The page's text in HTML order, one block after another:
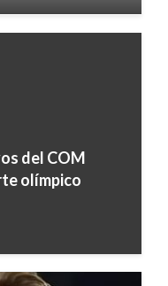
del COM
olímpico